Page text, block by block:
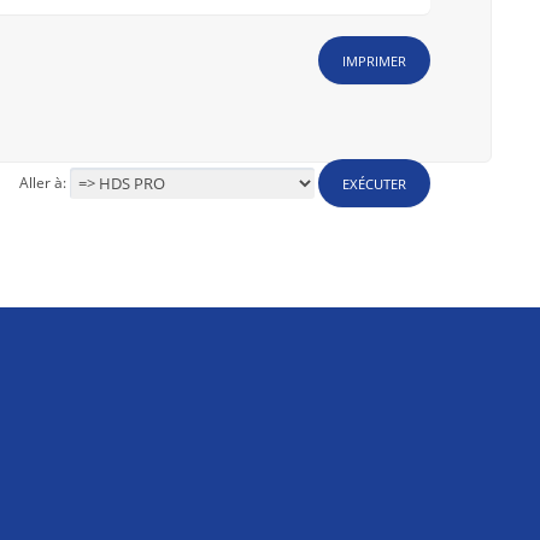
IMPRIMER
Aller à